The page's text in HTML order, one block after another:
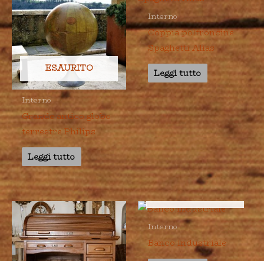
ESAURITO
Interno
Grande antico globo
terrestre Philips
Leggi tutto
Interno
Coppia poltroncine
Spaghetti Alias
Leggi tutto
ESAURITO
Interno
Banco industriale